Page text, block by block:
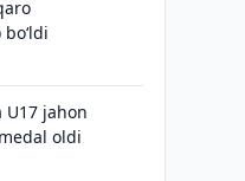
U17 jahon
oldi